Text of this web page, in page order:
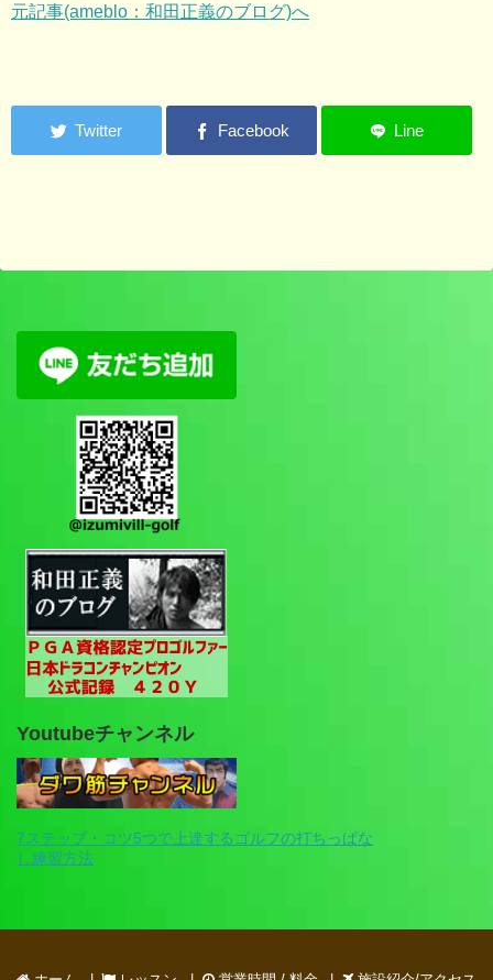
元記事(ameblo：和田正義のブログ)へ
Youtubeチャンネル
7ステップ・コツ5つで上達するゴルフの打ちっぱな
し練習方法